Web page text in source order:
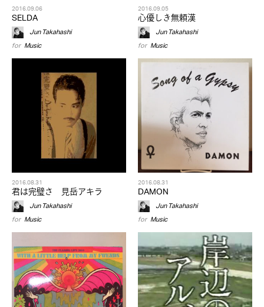
2016.09.06
SELDA
Jun Takahashi
for Music
2016.09.05
心優しき無頼漢
Jun Takahashi
for Music
2016.08.31
君は完璧さ 見岳アキラ
Jun Takahashi
for Music
2016.08.31
DAMON
Jun Takahashi
for Music